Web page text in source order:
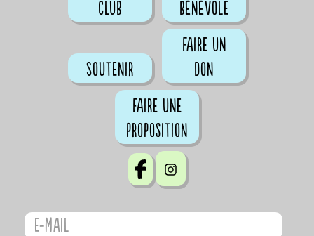
club
bénévole
Soutenir
Faire un
don
Faire une
proposition